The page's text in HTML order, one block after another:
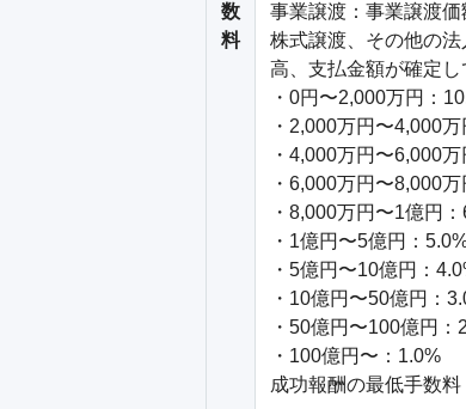
数
料
事業譲渡：事業譲渡
株式譲渡、その他の
高、支払金額が確定
・0円〜2,000万円：
・2,000万円〜4,000
・4,000万円〜6,000
・6,000万円〜8,000
・8,000万円〜1億円
・1億円〜5億円：
・5億円〜10億円：
・10億円〜50億円：
・50億円〜100億円：
・100億円〜：1.0%
成功報酬の最低手数料